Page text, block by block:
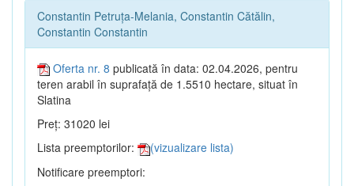
Constantin Petruța-Melania, Constantin Cătălin,
Constantin Constantin
Oferta nr. 8 publicată în data: 02.04.2026, pentru
teren arabil în suprafață de 1.5510 hectare, situat în
Slatina
Preț: 31020 lei
Lista preemptorilor:
(vizualizare lista)
Notificare preemptori: